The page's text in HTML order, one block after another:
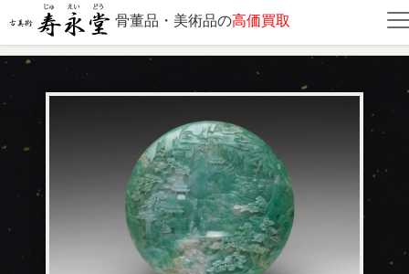
骨董品・美術品の高価買取
翡翠買取